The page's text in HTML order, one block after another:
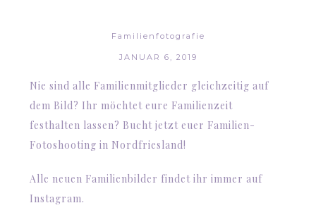
Familienfotografie
JANUAR 6, 2019
Nie sind alle Familienmitglieder gleichzeitig auf
dem Bild? Ihr möchtet eure Familienzeit
festhalten lassen? Bucht jetzt euer Familien-
Fotoshooting in Nordfriesland!
Alle neuen Familienbilder findet ihr immer auf
Instagram.